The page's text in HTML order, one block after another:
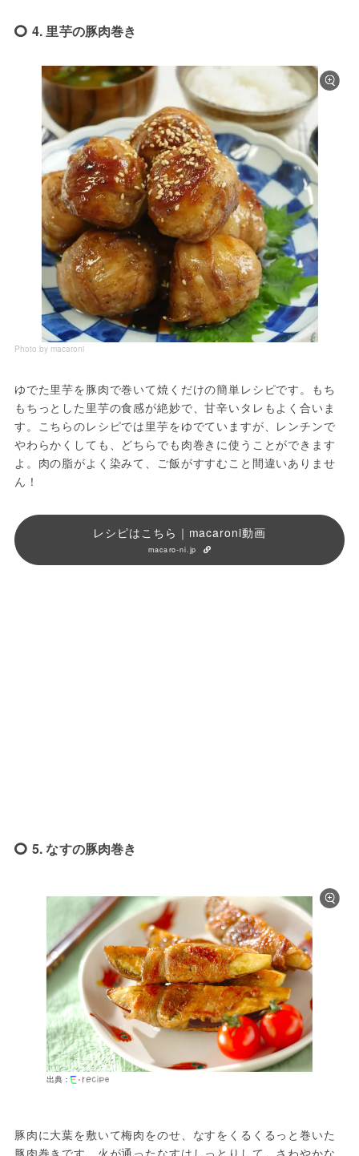
4. 里芋の豚肉巻き
Photo by macaroni
ゆでた里芋を豚肉で巻いて焼くだけの簡単レシピです。もち
もちっとした里芋の食感が絶妙で、甘辛いタレもよく合いま
す。こちらのレシピでは里芋をゆでていますが、レンチンで
やわらかくしても、どちらでも肉巻きに使うことができます
よ。肉の脂がよく染みて、ご飯がすすむこと間違いありませ
ん！
レシピはこちら｜macaroni動画
macaro-ni.jp
5. なすの豚肉巻き
出典：
豚肉に大葉を敷いて梅肉をのせ、なすをくるくるっと巻いた
豚肉巻きです。火が通ったなすはしっとりして、さわやかな